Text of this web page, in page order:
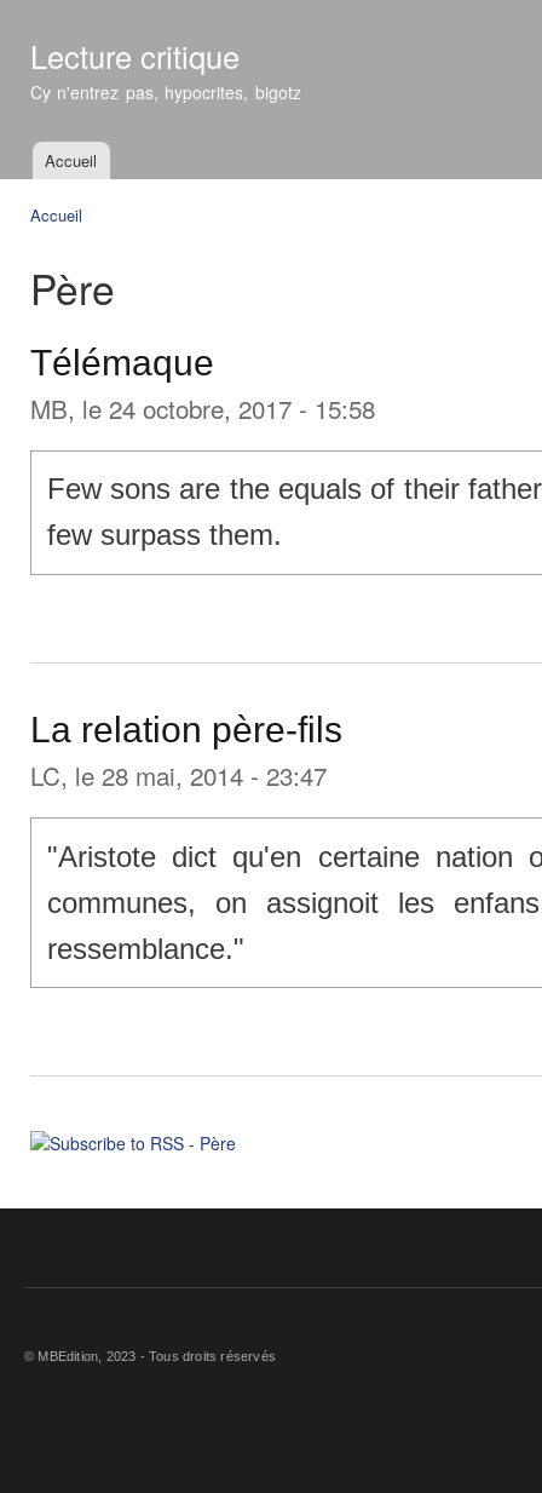
Lecture critique
Cy n'entrez pas, hypocrites, bigotz
Menu principal
Accueil
Accueil
Père
Télémaque
MB, le 24 octobre, 2017 - 15:58
Few sons are the equals of their
few surpass them.
La relation père-fils
LC, le 28 mai, 2014 - 23:47
"Aristote dict qu'en certaine nation
communes, on assignoit les
ressemblance."
© MBEdition, 2023 - Tous droits réservés